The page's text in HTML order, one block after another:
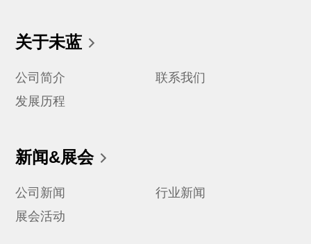
关于未蓝
公司简介
联系我们
发展历程
新闻&展会
公司新闻
行业新闻
展会活动